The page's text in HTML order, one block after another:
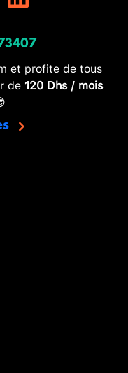
et profite de tous
de 120 Dhs / mois